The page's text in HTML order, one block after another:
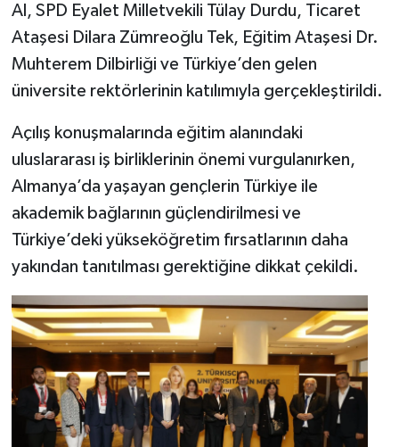
Al, SPD Eyalet Milletvekili Tülay Durdu, Ticaret
Ataşesi Dilara Zümreoğlu Tek, Eğitim Ataşesi Dr.
Muhterem Dilbirliği ve Türkiye’den gelen
üniversite rektörlerinin katılımıyla gerçekleştirildi.
Açılış konuşmalarında eğitim alanındaki
uluslararası iş birliklerinin önemi vurgulanırken,
Almanya’da yaşayan gençlerin Türkiye ile
akademik bağlarının güçlendirilmesi ve
Türkiye’deki yükseköğretim fırsatlarının daha
yakından tanıtılması gerektiğine dikkat çekildi.